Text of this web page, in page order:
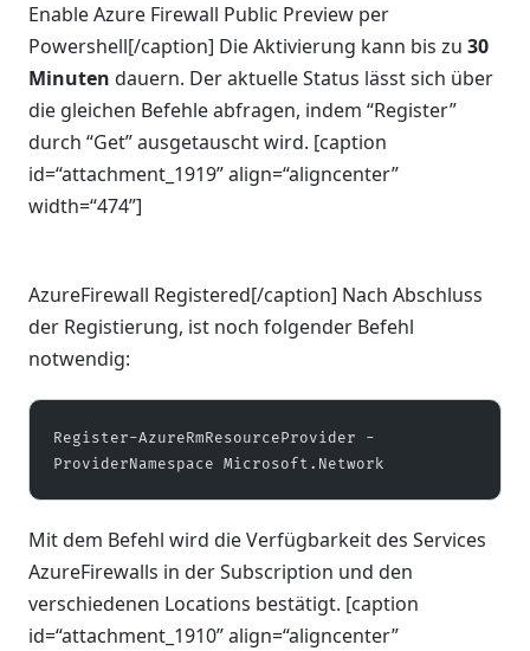
Enable Azure Firewall Public Preview per
Powershell[/caption] Die Aktivierung kann bis zu 30
Minuten dauern. Der aktuelle Status lässt sich über
die gleichen Befehle abfragen, indem “Register”
durch “Get” ausgetauscht wird. [caption
id=“attachment_1919” align=“aligncenter”
width=“474”]
AzureFirewall Registered[/caption] Nach Abschluss
der Registierung, ist noch folgender Befehl
notwendig:
Register-AzureRmResourceProvider -
ProviderNamespace Microsoft.Network
Mit dem Befehl wird die Verfügbarkeit des Services
AzureFirewalls in der Subscription und den
verschiedenen Locations bestätigt. [caption
id=“attachment_1910” align=“aligncenter”